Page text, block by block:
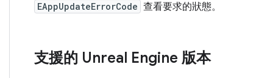
EAppUpdateErrorCode 查看要求的狀態。
支援的 Unreal Engine 版本